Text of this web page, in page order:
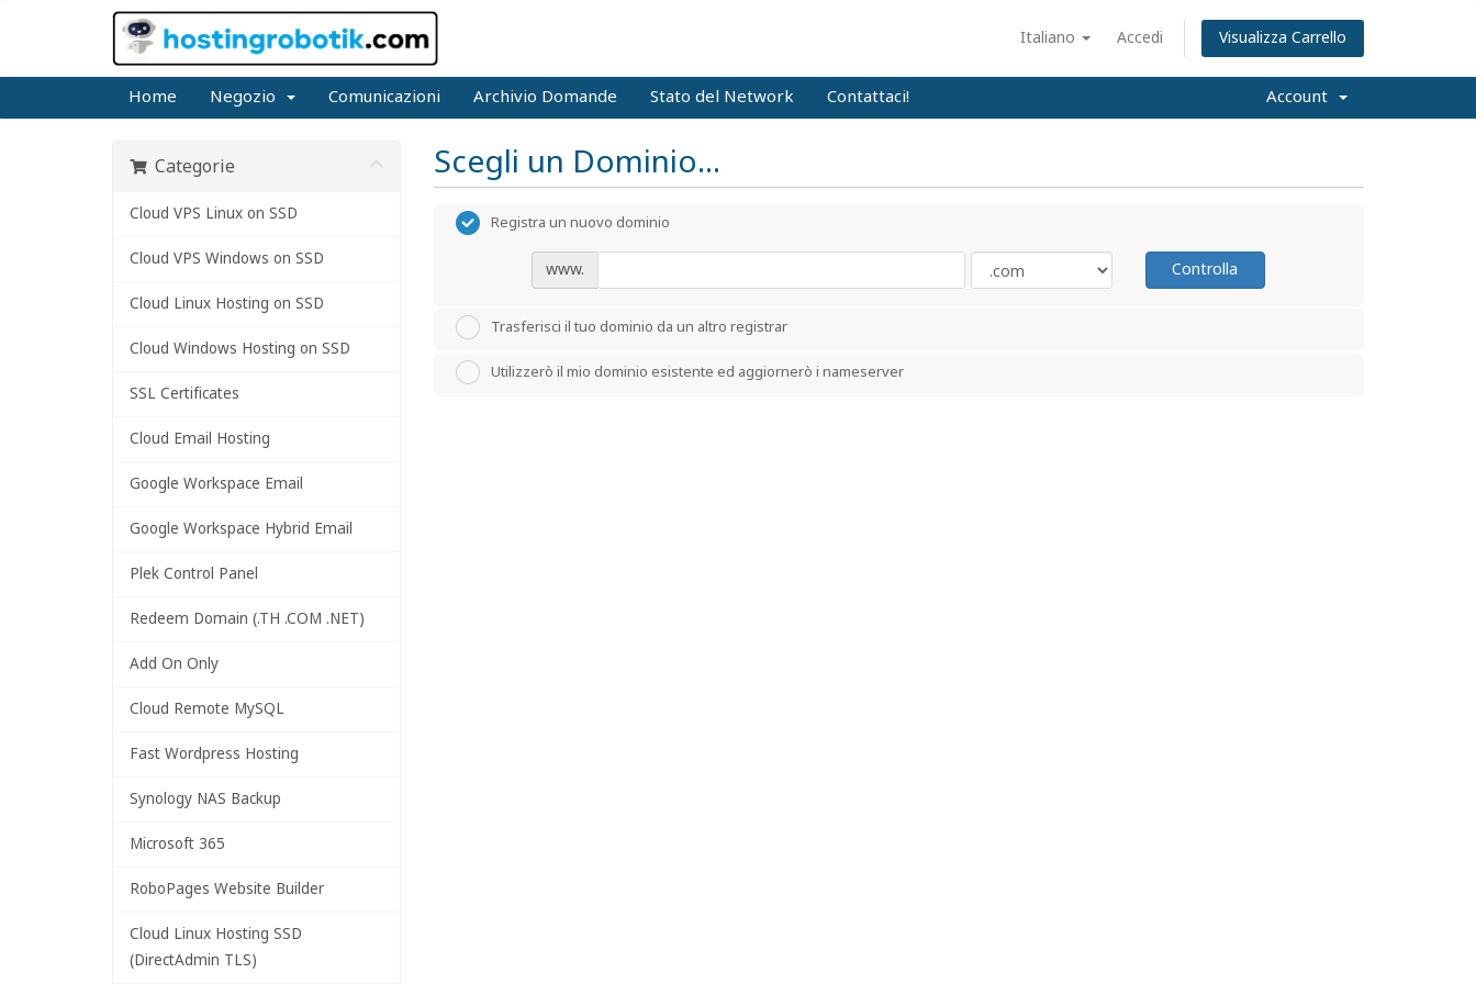
Italiano Accedi Visualizza Carrello
Home Negozio Comunicazioni Archivio Domande Stato del Network Contattaci! Account
Categorie
Cloud VPS Linux on SSD
Cloud VPS Windows on SSD
Cloud Linux Hosting on SSD
Cloud Windows Hosting on SSD
SSL Certificates
Cloud Email Hosting
Google Workspace Email
Google Workspace Hybrid Email
Plek Control Panel
Redeem Domain (.TH .COM .NET)
Add On Only
Cloud Remote MySQL
Fast Wordpress Hosting
Synology NAS Backup
Microsoft 365
RoboPages Website Builder
Cloud Linux Hosting SSD
(DirectAdmin TLS)
Scegli un Dominio...
Registra un nuovo dominio
www. Controlla
Trasferisci il tuo dominio da un altro registrar
Utilizzerò il mio dominio esistente ed aggiornerò i nameserver